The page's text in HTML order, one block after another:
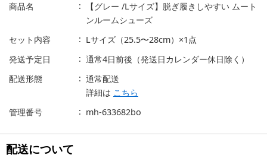
商品名
【グレー /Lサイズ】脱ぎ履きしやすい ムート
ンルームシューズ
セット内容
Lサイズ（25.5〜28cm）×1点
発送予定日
通常4日前後（発送日カレンダー休日除く）
配送形態
通常配送
詳細は こちら
管理番号
mh-633682bo
配送について